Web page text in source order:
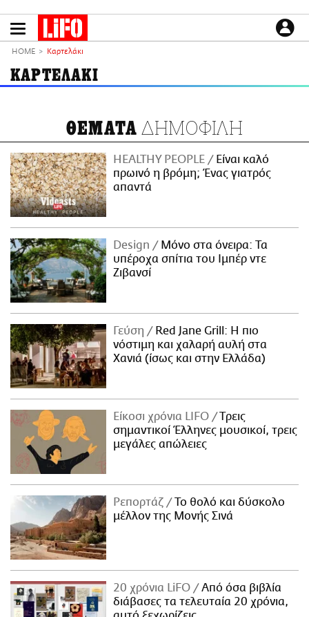
το
LIFO SHOP
NEWSLETTER
ΜΙΚΡΟΠΡΑΓΜΑΤΑ
THE GOOD LIFO
LIFOLAND
CITY GUIDE
ΑΜΠΑ
PRINT
ΕΙΔΗΣΕΙΣ
CULTURE
PODCASTS
Plus
HOME Καρτελάκι
ΚΑΡΤΕΛΑΚΙ
ΘΕΜΑΤΑ ΔΗΜΟΦΙΛΗ
HEALTHY PEOPLE
Είναι καλό
πρωινό η βρόμη; Ένας γιατρός
απαντά
Design
Μόνο στα όνειρα: Τα
υπέροχα σπίτια του Ιμπέρ ντε
Ζιβανσί
Γεύση
Red Jane Grill: Η πιο
νόστιμη και χαλαρή αυλή στα
Χανιά (ίσως και στην Ελλάδα)
Είκοσι χρόνια LIFO
Tρεις
σημαντικοί Έλληνες μουσικοί, τρεις
μεγάλες απώλειες
Ρεπορτάζ
Το θολό και δύσκολο
μέλλον της Μονής Σινά
20 χρόνια LiFO
Από όσα βιβλία
διάβασες τα τελευταία 20 χρόνια,